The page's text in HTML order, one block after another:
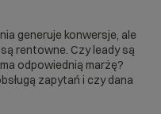
generuje konwersje, ale
rentowne. Czy leady są
odpowiednią marżę?
zapytań i czy dana